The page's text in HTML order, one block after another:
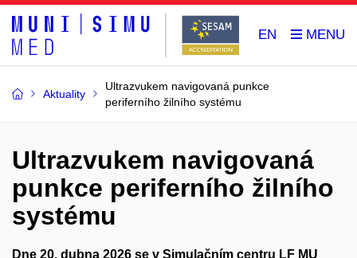
EN
Aktuality
Ultrazvukem navigovaná punkce
periferního žilního systému
Ultrazvukem navigovaná
punkce periferního žilního
systému
Dne 20. dubna 2026 se v Simulačním centru LF MU